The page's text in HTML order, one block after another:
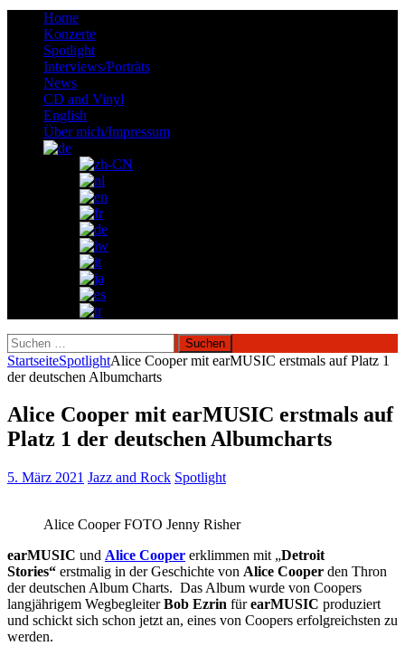
Home
Konzerte
Spotlight
Interviews/Porträts
News
CD and Vinyl
English
Über mich/Impressum
Suchen
nach:
StartseiteSpotlightAlice Cooper mit earMUSIC erstmals auf Platz 1
der deutschen Albumcharts
Alice Cooper mit earMUSIC erstmals auf
Platz 1 der deutschen Albumcharts
5. März 2021 Jazz and Rock Spotlight
Alice Cooper FOTO Jenny Risher
earMUSIC und Alice Cooper erklimmen mit „Detroit
Stories“ erstmalig in der Geschichte von Alice Cooper den Thron
der deutschen Album Charts. Das Album wurde von Coopers
langjährigem WegbegleiterBob Ezrin fürearMUSIC produziert
und schickt sich schon jetzt an, eines von Coopers erfolgreichsten zu
werden.